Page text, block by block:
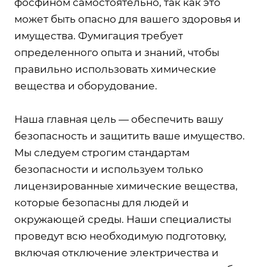
может быть опасно для вашего здоровья и
имущества. Фумигация требует
определенного опыта и знаний, чтобы
правильно использовать химические
вещества и оборудование.
Наша главная цель — обеспечить вашу
безопасность и защитить ваше имущество.
Мы следуем строгим стандартам
безопасности и используем только
лицензированные химические вещества,
которые безопасны для людей и
окружающей среды. Наши специалисты
проведут всю необходимую подготовку,
включая отключение электричества и